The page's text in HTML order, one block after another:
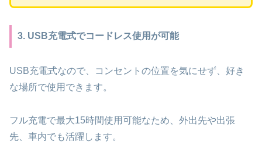
3. USB充電式でコードレス使用が可能
USB充電式なので、コンセントの位置を気にせず、好き
な場所で使用できます。
フル充電で最大15時間使用可能なため、外出先や出張
先、車内でも活躍します。